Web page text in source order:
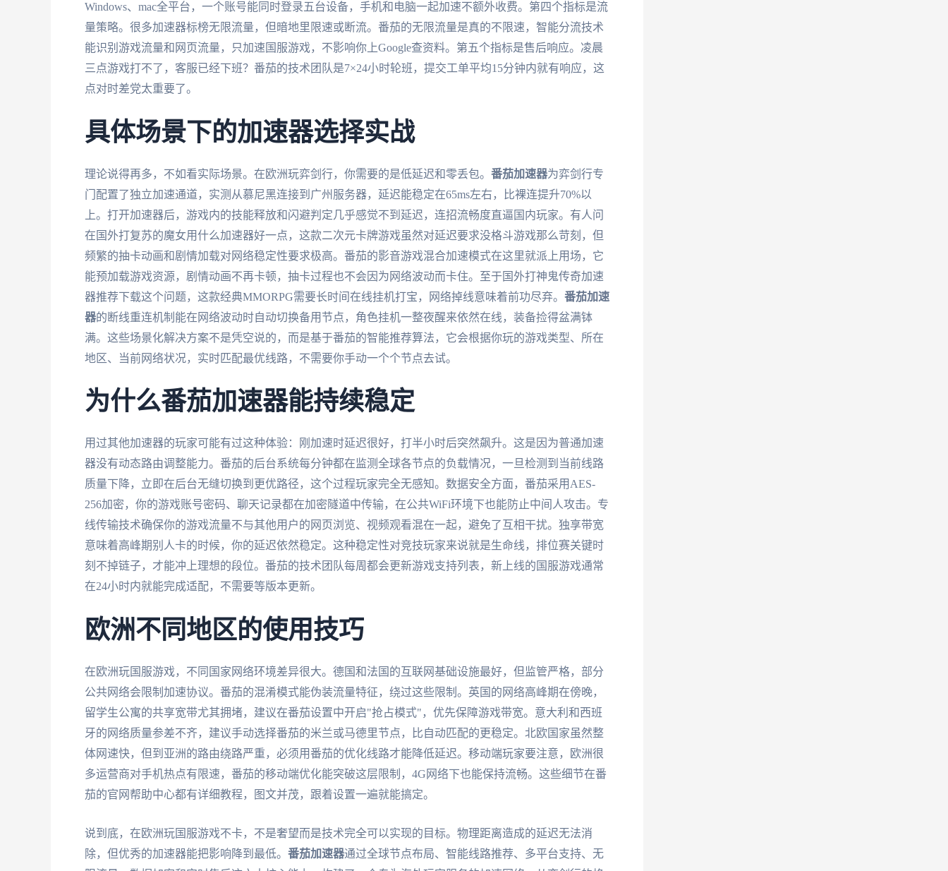
Windows、mac全平台，一个账号能同时登录五台设备，手机和电脑一起加速不额外收费。第四个指标是流
量策略。很多加速器标榜无限流量，但暗地里限速或断流。番茄的无限流量是真的不限速，智能分流技术
能识别游戏流量和网页流量，只加速国服游戏，不影响你上Google查资料。第五个指标是售后响应。凌晨
三点游戏打不了，客服已经下班？番茄的技术团队是7×24小时轮班，提交工单平均15分钟内就有响应，这
点对时差党太重要了。
具体场景下的加速器选择实战
理论说得再多，不如看实际场景。在欧洲玩弈剑行，你需要的是低延迟和零丢包。 番茄加速器为弈剑行专
门配置了独立加速通道，实测从慕尼黑连接到广州服务器，延迟能稳定在65ms左右，比裸连提升70%以
上。打开加速器后，游戏内的技能释放和闪避判定几乎感觉不到延迟，连招流畅度直逼国内玩家。有人问
在国外打复苏的魔女用什么加速器好一点，这款二次元卡牌游戏虽然对延迟要求没格斗游戏那么苛刻，但
频繁的抽卡动画和剧情加载对网络稳定性要求极高。番茄的影音游戏混合加速模式在这里就派上用场，它
能预加载游戏资源，剧情动画不再卡顿，抽卡过程也不会因为网络波动而卡住。至于国外打神鬼传奇加速
器推荐下载这个问题，这款经典MMORPG需要长时间在线挂机打宝，网络掉线意味着前功尽弃。 番茄加速
器的断线重连机制能在网络波动时自动切换备用节点，角色挂机一整夜醒来依然在线，装备捡得盆满钵
满。这些场景化解决方案不是凭空说的，而是基于番茄的智能推荐算法，它会根据你玩的游戏类型、所在
地区、当前网络状况，实时匹配最优线路，不需要你手动一个个节点去试。
为什么番茄加速器能持续稳定
用过其他加速器的玩家可能有过这种体验：刚加速时延迟很好，打半小时后突然飙升。这是因为普通加速
器没有动态路由调整能力。番茄的后台系统每分钟都在监测全球各节点的负载情况，一旦检测到当前线路
质量下降，立即在后台无缝切换到更优路径，这个过程玩家完全无感知。数据安全方面，番茄采用AES-
256加密，你的游戏账号密码、聊天记录都在加密隧道中传输，在公共WiFi环境下也能防止中间人攻击。专
线传输技术确保你的游戏流量不与其他用户的网页浏览、视频观看混在一起，避免了互相干扰。独享带宽
意味着高峰期别人卡的时候，你的延迟依然稳定。这种稳定性对竞技玩家来说就是生命线，排位赛关键时
刻不掉链子，才能冲上理想的段位。番茄的技术团队每周都会更新游戏支持列表，新上线的国服游戏通常
在24小时内就能完成适配，不需要等版本更新。
欧洲不同地区的使用技巧
在欧洲玩国服游戏，不同国家网络环境差异很大。德国和法国的互联网基础设施最好，但监管严格，部分
公共网络会限制加速协议。番茄的混淆模式能伪装流量特征，绕过这些限制。英国的网络高峰期在傍晚，
留学生公寓的共享宽带尤其拥堵，建议在番茄设置中开启"抢占模式"，优先保障游戏带宽。意大利和西班
牙的网络质量参差不齐，建议手动选择番茄的米兰或马德里节点，比自动匹配的更稳定。北欧国家虽然整
体网速快，但到亚洲的路由绕路严重，必须用番茄的优化线路才能降低延迟。移动端玩家要注意，欧洲很
多运营商对手机热点有限速，番茄的移动端优化能突破这层限制，4G网络下也能保持流畅。这些细节在番
茄的官网帮助中心都有详细教程，图文并茂，跟着设置一遍就能搞定。
说到底，在欧洲玩国服游戏不卡，不是奢望而是技术完全可以实现的目标。物理距离造成的延迟无法消
除，但优秀的加速器能把影响降到最低。 番茄加速器通过全球节点布局、智能线路推荐、多平台支持、无